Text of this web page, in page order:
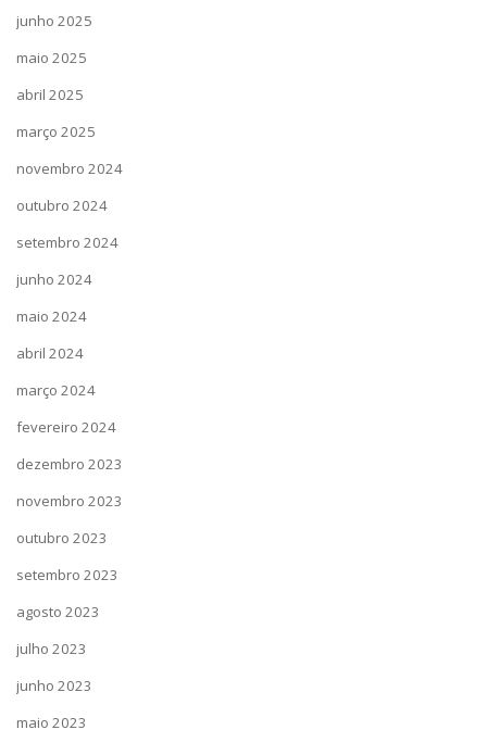
junho 2025
maio 2025
abril 2025
março 2025
novembro 2024
outubro 2024
setembro 2024
junho 2024
maio 2024
abril 2024
março 2024
fevereiro 2024
dezembro 2023
novembro 2023
outubro 2023
setembro 2023
agosto 2023
julho 2023
junho 2023
maio 2023